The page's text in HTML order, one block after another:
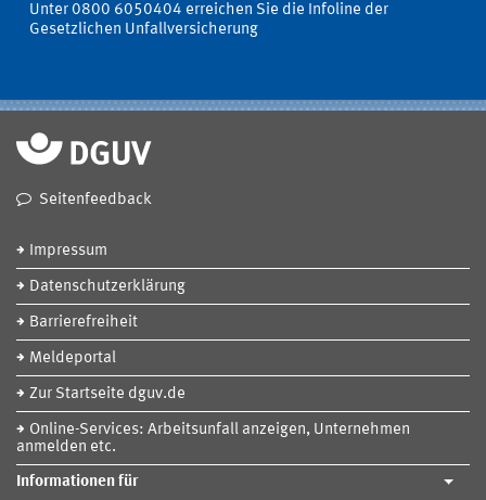
Unter 0800 6050404 erreichen Sie die Infoline der
Gesetzlichen Unfallversicherung
Seitenfeedback
Impressum
Datenschutzerklärung
Barrierefreiheit
Meldeportal
Zur Startseite dguv.de
Online-Services: Arbeitsunfall anzeigen, Unternehmen
anmelden etc.
Informationen für